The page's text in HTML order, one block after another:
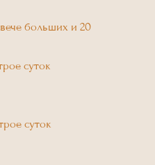
больших и 20
суток
суток